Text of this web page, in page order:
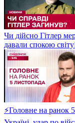
Чи дійсно Гітлер
давали спокою
⚡Головне на ранок